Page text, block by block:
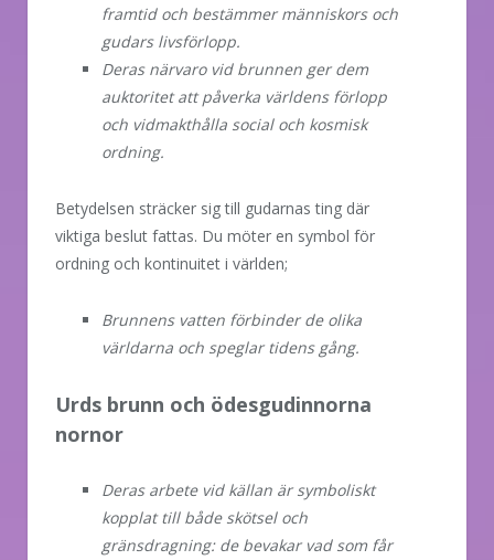
framtid och bestämmer människors och
gudars livsförlopp.
Deras närvaro vid brunnen ger dem
auktoritet att påverka världens förlopp
och vidmakthålla social och kosmisk
ordning.
Betydelsen sträcker sig till gudarnas ting där
viktiga beslut fattas. Du möter en symbol för
ordning och kontinuitet i världen;
Brunnens vatten förbinder de olika
världarna och speglar tidens gång.
Urds brunn och ödesgudinnorna
nornor
Deras arbete vid källan är symboliskt
kopplat till både skötsel och
gränsdragning: de bevakar vad som får